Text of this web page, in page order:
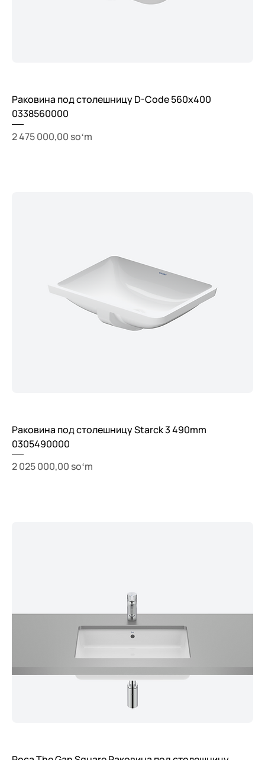
Раковина под столешницу D-Code 560x400
0338560000
Price
2 475 000,00 soʻm
Раковина под столешницу Starck 3 490mm
0305490000
Price
2 025 000,00 soʻm